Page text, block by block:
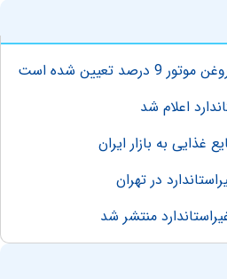
تعیین شده است
غذایی به بازار ایران
منتشر شد